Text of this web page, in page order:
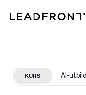
TjänsterKURS AI-